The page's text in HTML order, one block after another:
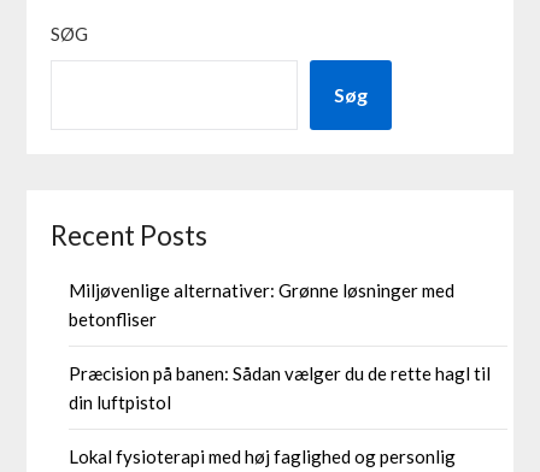
SØG
Søg
Recent Posts
Miljøvenlige alternativer: Grønne løsninger med
betonfliser
Præcision på banen: Sådan vælger du de rette hagl til
din luftpistol
Lokal fysioterapi med høj faglighed og personlig